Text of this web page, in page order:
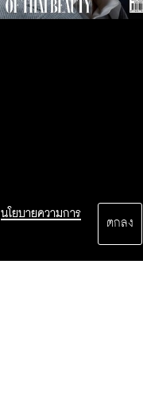
นโยบายความการ
ตกลง